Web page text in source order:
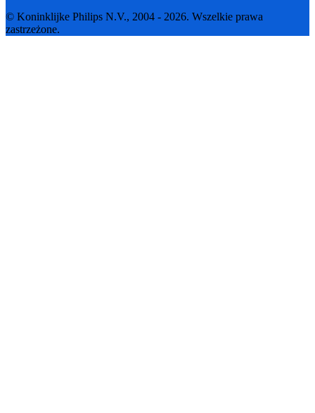
© Koninklijke Philips N.V., 2004 - 2026. Wszelkie prawa
zastrzeżone.